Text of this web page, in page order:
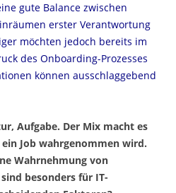
gute Balance zwischen
erster Verantwortung
möchten jedoch bereits im
des Onboarding-Prozesses
können ausschlaggebend
Aufgabe. Der Mix macht es
Job wahrgenommen wird.
Wahrnehmung von
besonders für IT-